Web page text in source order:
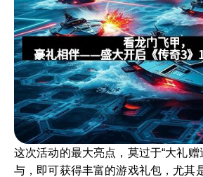
这次活动的最大亮点，莫过于“大礼赠
与，即可获得丰富的游戏礼包，尤其